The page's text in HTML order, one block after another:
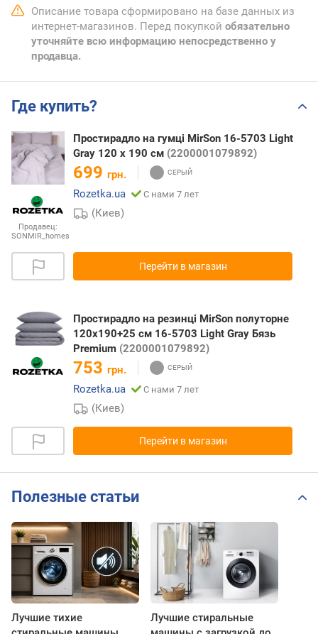
Описание товара сформировано на базе данных из
интернет-магазинов. Перед покупкой обязательно
уточняйте всю информацию непосредственно у
продавца.
Где купить?
Продавец:
SONMIR_homes
Простирадло на гумці MirSon 16-5703 Light
Gray 120 х 190 см (2200001079892)
699 грн.
Rozetka.ua
С нами 7 лет
(Киев)
Перейти в магазин
Простирадло на резинці MirSon полуторне
120x190+25 см 16-5703 Light Gray Бязь
Premium (2200001079892)
753 грн.
Rozetka.ua
С нами 7 лет
(Киев)
Перейти в магазин
Полезные статьи
Лучшие тихие
Лучшие стиральные